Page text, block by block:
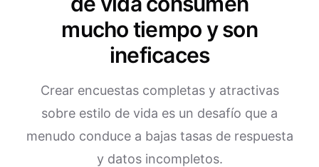
mucho tiempo y son
ineficaces
Crear encuestas completas y atractivas
sobre estilo de vida es un desafío que a
menudo conduce a bajas tasas de respuesta
y datos incompletos.